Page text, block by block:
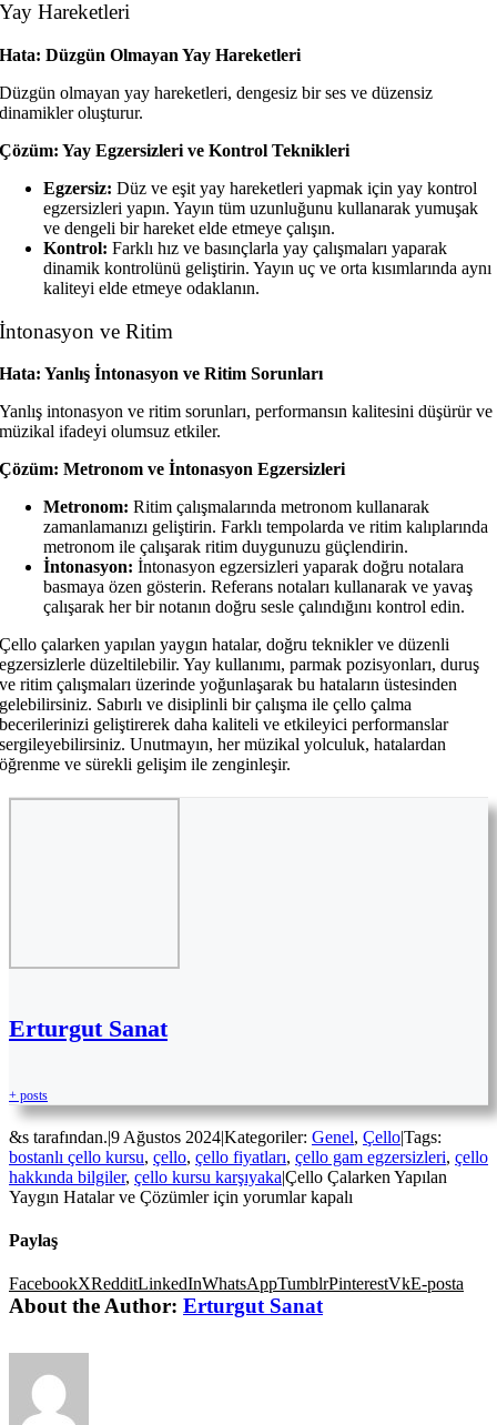
Yay Hareketleri
Hata: Düzgün Olmayan Yay Hareketleri
Düzgün olmayan yay hareketleri, dengesiz bir ses ve düzensiz
dinamikler oluşturur.
Çözüm: Yay Egzersizleri ve Kontrol Teknikleri
Egzersiz: Düz ve eşit yay hareketleri yapmak için yay kontrol
egzersizleri yapın. Yayın tüm uzunluğunu kullanarak yumuşak
ve dengeli bir hareket elde etmeye çalışın.
Kontrol: Farklı hız ve basınçlarla yay çalışmaları yaparak
dinamik kontrolünü geliştirin. Yayın uç ve orta kısımlarında aynı
kaliteyi elde etmeye odaklanın.
İntonasyon ve Ritim
Hata: Yanlış İntonasyon ve Ritim Sorunları
Yanlış intonasyon ve ritim sorunları, performansın kalitesini düşürür ve
müzikal ifadeyi olumsuz etkiler.
Çözüm: Metronom ve İntonasyon Egzersizleri
Metronom: Ritim çalışmalarında metronom kullanarak
zamanlamanızı geliştirin. Farklı tempolarda ve ritim kalıplarında
metronom ile çalışarak ritim duygunuzu güçlendirin.
İntonasyon: İntonasyon egzersizleri yaparak doğru notalara
basmaya özen gösterin. Referans notaları kullanarak ve yavaş
çalışarak her bir notanın doğru sesle çalındığını kontrol edin.
Çello çalarken yapılan yaygın hatalar, doğru teknikler ve düzenli
egzersizlerle düzeltilebilir. Yay kullanımı, parmak pozisyonları, duruş
ve ritim çalışmaları üzerinde yoğunlaşarak bu hataların üstesinden
gelebilirsiniz. Sabırlı ve disiplinli bir çalışma ile çello çalma
becerilerinizi geliştirerek daha kaliteli ve etkileyici performanslar
sergileyebilirsiniz. Unutmayın, her müzikal yolculuk, hatalardan
öğrenme ve sürekli gelişim ile zenginleşir.
Erturgut Sanat
+ posts
&s tarafından.|9 Ağustos 2024|Kategoriler: Genel, Çello|Tags:
bostanlı çello kursu, çello, çello fiyatları, çello gam egzersizleri, çello
hakkında bilgiler, çello kursu karşıyaka|Çello Çalarken Yapılan
Yaygın Hatalar ve Çözümler için yorumlar kapalı
Paylaş
FacebookXRedditLinkedInWhatsAppTumblrPinterestVkE-posta
About the Author: Erturgut Sanat